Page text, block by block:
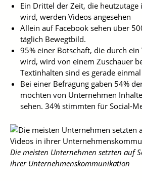
Ein Drittel der Zeit, die
wird, werden Videos angesehen
Allein auf Facebook sehen über
täglich Bewegtbild.
95% einer Botschaft, die durch
wird, wird von einem Zuschauer
Textinhalten sind es gerade einmal
Bei einer Befragung gaben 54%
möchten von Unternehmen
sehen. 34% stimmten für Social-
Die meisten Unternehmen setzten auf
ihrer Unternehmenskommunikation